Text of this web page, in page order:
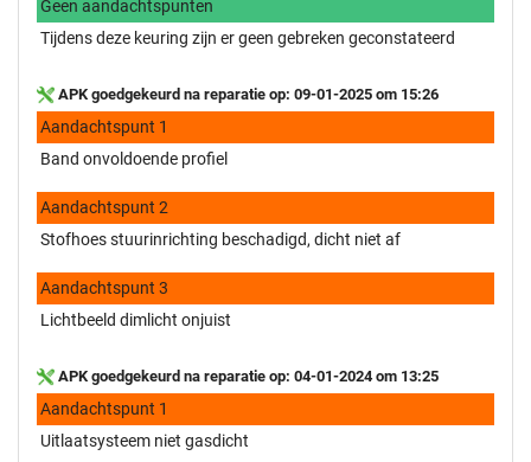
Geen aandachtspunten
Tijdens deze keuring zijn er geen gebreken geconstateerd
APK goedgekeurd na reparatie op: 09-01-2025 om 15:26
Aandachtspunt 1
Band onvoldoende profiel
Aandachtspunt 2
Stofhoes stuurinrichting beschadigd, dicht niet af
Aandachtspunt 3
Lichtbeeld dimlicht onjuist
APK goedgekeurd na reparatie op: 04-01-2024 om 13:25
Aandachtspunt 1
Uitlaatsysteem niet gasdicht